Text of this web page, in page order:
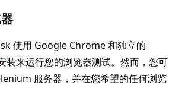
使用 Google Chrome 和独立的
装来运行您的浏览器测试。然而，您可
服务器，并在您希望的任何浏览